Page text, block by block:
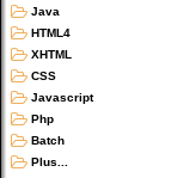
Java
HTML4
XHTML
CSS
Javascript
Php
Batch
Plus...